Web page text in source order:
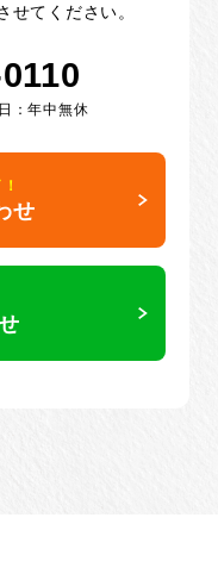
せてください。
：年中無休
せ